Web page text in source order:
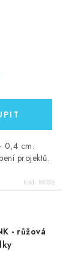
0,4 cm.
projektů.
Kód: 89156
- růžová